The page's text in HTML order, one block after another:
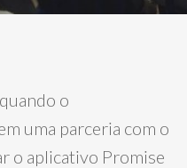
o
uma parceria com o
o aplicativo Promise